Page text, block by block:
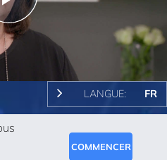
Play
Video
LANGUE: FR
COMMENCER